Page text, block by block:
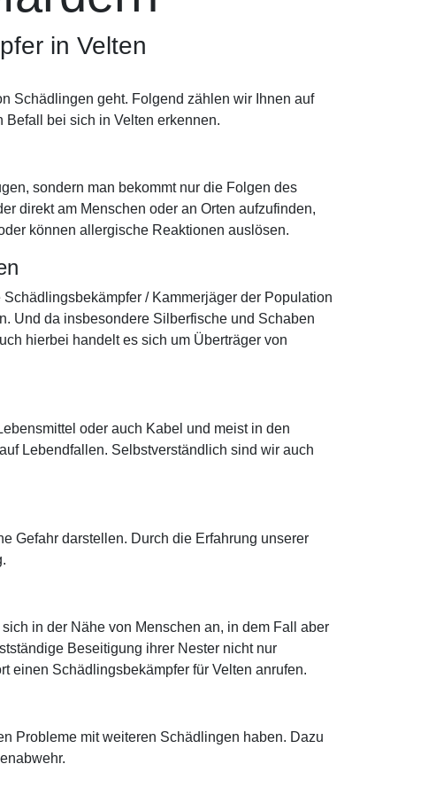
in Velten
Schädlingen geht. Folgend zählen wir Ihnen auf
bei sich in Velten erkennen.
sondern man bekommt nur die Folgen des
direkt am Menschen oder an Orten aufzufinden,
können allergische Reaktionen auslösen.
/ Kammerjäger der Population
Und da insbesondere Silberfische und Schaben
hierbei handelt es sich um Überträger von
oder auch Kabel und meist in den
Lebendfallen. Selbstverständlich sind wir auch
Gefahr darstellen. Durch die Erfahrung unserer
in der Nähe von Menschen an, in dem Fall aber
Beseitigung ihrer Nester nicht nur
einen Schädlingsbekämpfer für Velten anrufen.
Probleme mit weiteren Schädlingen haben. Dazu